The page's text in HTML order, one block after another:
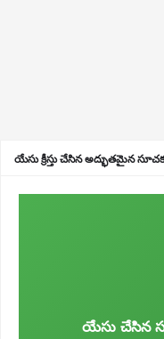
యేసు క్రీస్తు చేసిన అద్భుతమైన
యేసు చేసిన